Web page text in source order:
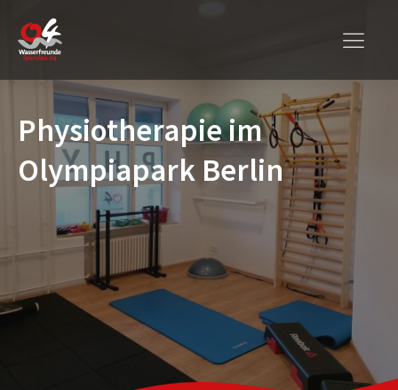
Physiotherapie im
Olympiapark Berlin